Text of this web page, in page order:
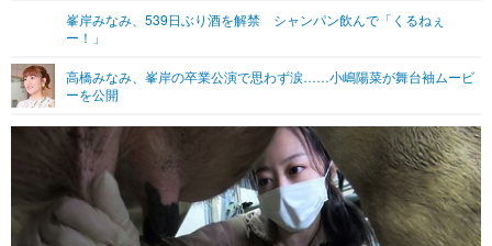
グラビア ブログ
その他
峯岸みなみ、539日ぶり酒を解禁 シャンパン飲んで「くるねぇ
ー！」
高橋みなみ、峯岸の卒業公演で思わず涙……小嶋陽菜が舞台袖ムービ
ーを公開